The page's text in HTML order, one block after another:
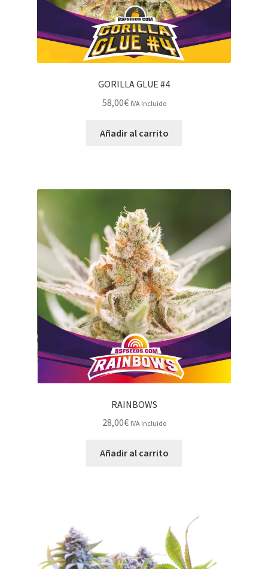
GORILLA GLUE #4
58,00€ IVA Incluido
Añadir al carrito
RAINBOWS
28,00€ IVA Incluido
Añadir al carrito